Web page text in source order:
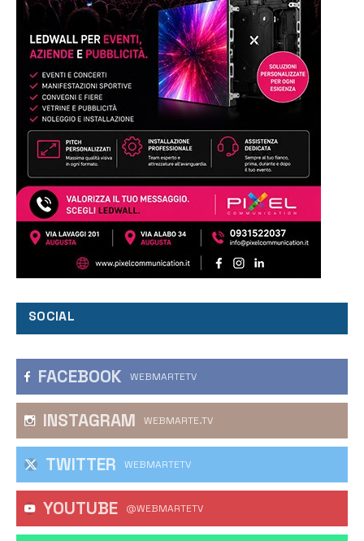
SOCIAL
FACEBOOK WEBMARTETV
INSTAGRAM WEBMARTE.TV
TWITTER WEBMARTETV
YOUTUBE @WEBMARTETV